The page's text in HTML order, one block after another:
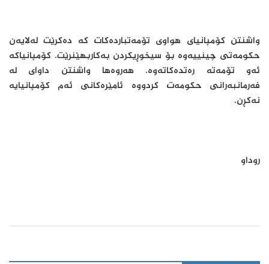
واشنتن کۆمپانیاى هواوى تۆمه‌تبارده‌کات که‌ ده‌کرێت له‌لایه‌ن
حکومه‌تى چینییه‌وه‌ بۆ سیخوڕیکردن به‌کاربهێنرێت. کۆمپانیاکه‌
ئه‌و تۆمه‌ته‌ ره‌تده‌کاته‌وه‌. هه‌روه‌ها واشنتن داواى له‌
فه‌رمانبه‌رانى حکومه‌ت کردووه‌ ئامێره‌کانى ئه‌م کۆمپانیایه‌
نه‌کڕن.
روداو